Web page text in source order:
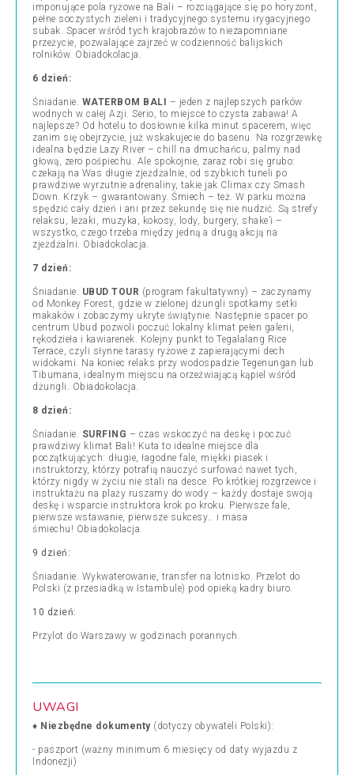
imponujące pola ryżowe na Bali – rozciągające się po horyzont,
pełne soczystych zieleni i tradycyjnego systemu irygacyjnego
subak. Spacer wśród tych krajobrazów to niezapomniane
przeżycie, pozwalające zajrzeć w codzienność balijskich
rolników. Obiadokolacja.
6 dzień:
Śniadanie. WATERBOM BALI – jeden z najlepszych parków
wodnych w całej Azji. Serio, to miejsce to czysta zabawa! A
najlepsze? Od hotelu to dosłownie kilka minut spacerem, więc
zanim się obejrzycie, już wskakujecie do basenu. Na rozgrzewkę
idealna będzie Lazy River – chill na dmuchańcu, palmy nad
głową, zero pośpiechu. Ale spokojnie, zaraz robi się grubo:
czekają na Was długie zjeżdżalnie, od szybkich tuneli po
prawdziwe wyrzutnie adrenaliny, takie jak Climax czy Smash
Down. Krzyk – gwarantowany. Śmiech – też. W parku można
spędzić cały dzień i ani przez sekundę się nie nudzić. Są strefy
relaksu, leżaki, muzyka, kokosy, lody, burgery, shake’i –
wszystko, czego trzeba między jedną a drugą akcją na
zjeżdżalni. Obiadokolacja.
7 dzień:
Śniadanie. UBUD TOUR (program fakultatywny) – zaczynamy
od Monkey Forest, gdzie w zielonej dżungli spotkamy setki
makaków i zobaczymy ukryte świątynie. Następnie spacer po
centrum Ubud pozwoli poczuć lokalny klimat pełen galerii,
rękodzieła i kawiarenek. Kolejny punkt to Tegalalang Rice
Terrace, czyli słynne tarasy ryżowe z zapierającymi dech
widokami. Na koniec relaks przy wodospadzie Tegenungan lub
Tibumana, idealnym miejscu na orzeźwiającą kąpiel wśród
dżungli. Obiadokolacja.
8 dzień:
Śniadanie. SURFING – czas wskoczyć na deskę i poczuć
prawdziwy klimat Bali! Kuta to idealne miejsce dla
początkujących: długie, łagodne fale, miękki piasek i
instruktorzy, którzy potrafią nauczyć surfować nawet tych,
którzy nigdy w życiu nie stali na desce. Po krótkiej rozgrzewce i
instruktażu na plaży ruszamy do wody – każdy dostaje swoją
deskę i wsparcie instruktora krok po kroku. Pierwsze fale,
pierwsze wstawanie, pierwsze sukcesy… i masa
śmiechu! Obiadokolacja.
9 dzień:
Śniadanie. Wykwaterowanie, transfer na lotnisko. Przelot do
Polski (z przesiadką w Istambule) pod opieką kadry biuro.
10 dzień:
Przylot do Warszawy w godzinach porannych.
UWAGI
♦ Niezbędne dokumenty(dotyczy obywateli Polski):
- paszport (ważny minimum 6 miesięcy od daty wyjazdu z
Indonezji)